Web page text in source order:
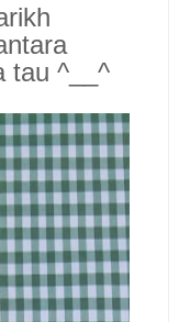
tau ^__^